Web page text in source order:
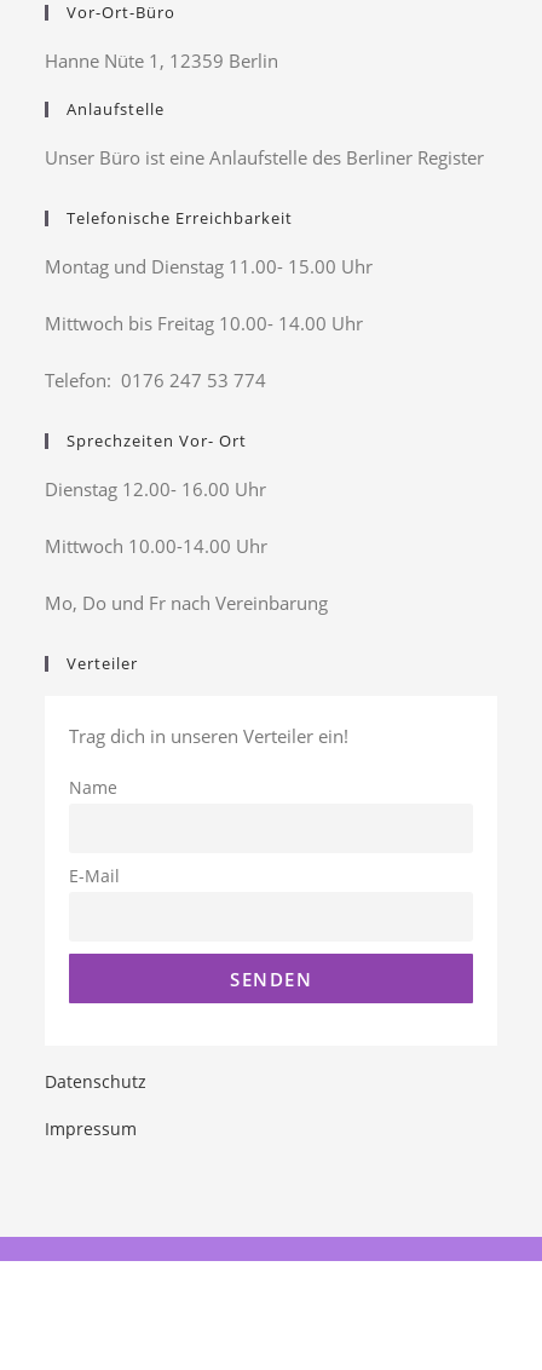
Vor-Ort-Büro
Hanne Nüte 1, 12359 Berlin
Anlaufstelle
Unser Büro ist eine Anlaufstelle des Berliner Register
Telefonische Erreichbarkeit
Montag und Dienstag 11.00- 15.00 Uhr
Mittwoch bis Freitag 10.00- 14.00 Uhr
Telefon: 0176 247 53 774
Sprechzeiten Vor- Ort
Dienstag 12.00- 16.00 Uhr
Mittwoch 10.00-14.00 Uhr
Mo, Do und Fr nach Vereinbarung
Verteiler
Trag dich in unseren Verteiler ein!
Name
E-Mail
Datenschutz
Impressum